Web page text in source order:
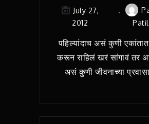
July 27,
2012
Patil
पहिल्यांदाच असं कुणी
करून राहिलं खरं सांगावं तर
असं कुणी जीवनाच्या